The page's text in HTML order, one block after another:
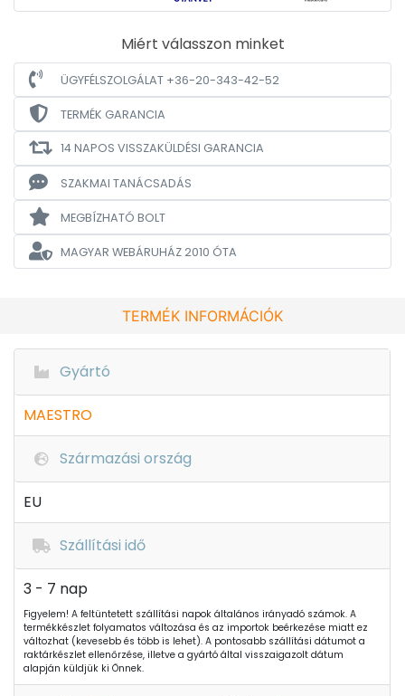
Miért válasszon minket
ÜGYFÉLSZOLGÁLAT +36-20-343-42-52
TERMÉK GARANCIA
14 NAPOS VISSZAKÜLDÉSI GARANCIA
SZAKMAI TANÁCSADÁS
MEGBÍZHATÓ BOLT
MAGYAR WEBÁRUHÁZ2010 ÓTA
TERMÉK INFORMÁCIÓK
Gyártó
MAESTRO
Származási ország
EU
Szállítási idő
3 - 7 nap
Figyelem! A feltüntetett szállítási napok általános irányadó számok. A
termékkészlet folyamatos változása és az importok beérkezése miatt ez
változhat (kevesebb és több is lehet). A pontosabb szállítási dátumot a
raktárkészlet ellenőrzése, illetve a gyártó által visszaigazolt dátum
alapján küldjük ki Önnek.